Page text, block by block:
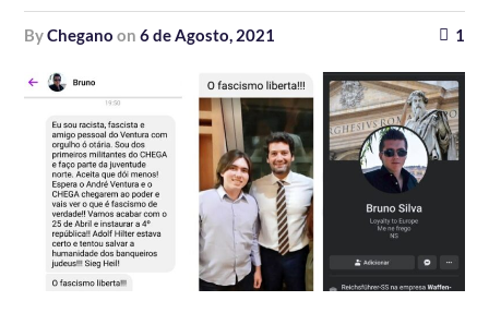
byChegano on6 de Agosto, 2021 1